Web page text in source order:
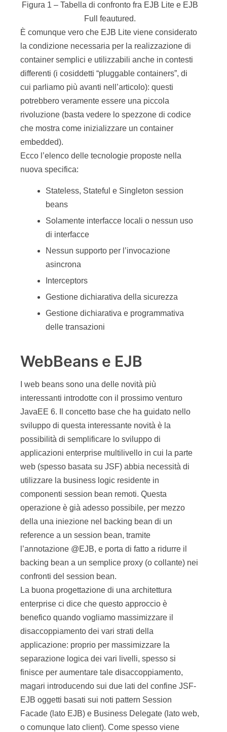
Figura 1 – Tabella di confronto fra EJB Lite e EJB
Full feautured.
È comunque vero che EJB Lite viene considerato
la condizione necessaria per la realizzazione di
container semplici e utilizzabili anche in contesti
differenti (i cosiddetti “pluggable containers”, di
cui parliamo più avanti nell’articolo): questi
potrebbero veramente essere una piccola
rivoluzione (basta vedere lo spezzone di codice
che mostra come inizializzare un container
embedded).
Ecco l’elenco delle tecnologie proposte nella
nuova specifica:
Stateless, Stateful e Singleton session
beans
Solamente interfacce locali o nessun uso
di interfacce
Nessun supporto per l’invocazione
asincrona
Interceptors
Gestione dichiarativa della sicurezza
Gestione dichiarativa e programmativa
delle transazioni
WebBeans e EJB
I web beans sono una delle novità più
interessanti introdotte con il prossimo venturo
JavaEE 6. Il concetto base che ha guidato nello
sviluppo di questa interessante novità è la
possibilità di semplificare lo sviluppo di
applicazioni enterprise multilivello in cui la parte
web (spesso basata su JSF) abbia necessità di
utilizzare la business logic residente in
componenti session bean remoti. Questa
operazione è già adesso possibile, per mezzo
della una iniezione nel backing bean di un
reference a un session bean, tramite
l’annotazione @EJB, e porta di fatto a ridurre il
backing bean a un semplice proxy (o collante) nei
confronti del session bean.
La buona progettazione di una architettura
enterprise ci dice che questo approccio è
benefico quando vogliamo massimizzare il
disaccoppiamento dei vari strati della
applicazione: proprio per massimizzare la
separazione logica dei vari livelli, spesso si
finisce per aumentare tale disaccoppiamento,
magari introducendo sui due lati del confine JSF-
EJB oggetti basati sui noti pattern Session
Facade (lato EJB) e Business Delegate (lato web,
o comunque lato client). Come spesso viene